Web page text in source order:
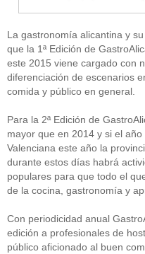
La gastronomía alicantina y
que la 1ª Edición de
este 2015 viene cargado con
diferenciación de escenarios
comida y público en general.
Para la 2ª Edición de
mayor que en 2014 y si el
Valenciana este año la
durante estos días habrá
populares para que todo el
de la cocina, gastronomía y
Con periodicidad anual
edición a profesionales de
público aficionado al buen